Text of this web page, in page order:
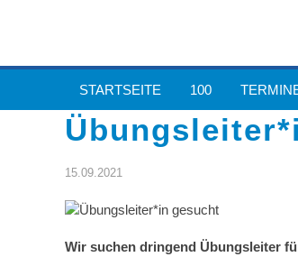
STARTSEITE 100
15.09.2021
Wir suchen dringend Übungsleiter